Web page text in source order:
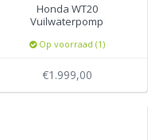
Honda WT20
Vuilwaterpomp
Op voorraad (1)
€1.999,00